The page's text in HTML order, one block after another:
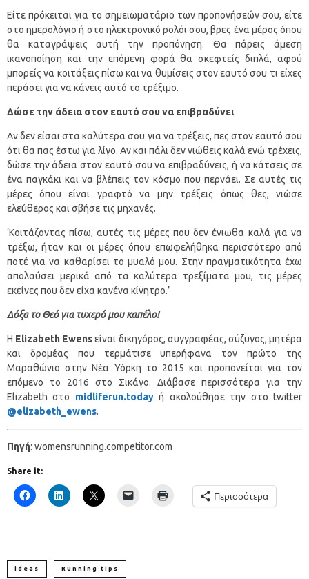
Είτε πρόκειται για το σημειωματάριο των προπονήσεών σου, είτε
στο ημερολόγιο ή στο ηλεκτρονικό ρολόι σου, βρες ένα μέρος όπου
θα καταγράψεις αυτή την προπόνηση. Θα πάρεις άμεση
ικανοποίηση και την επόμενη φορά θα σκεφτείς διπλά, αφού
μπορείς να κοιτάξεις πίσω και να θυμίσεις στον εαυτό σου τι είχες
περάσει για να κάνεις αυτό το τρέξιμο.
Δώσε την άδεια στον εαυτό σου να επιβραδύνει
Αν δεν είσαι στα καλύτερα σου για να τρέξεις, πες στον εαυτό σου
ότι θα πας έστω για λίγο. Αν και πάλι δεν νιώθεις καλά ενώ τρέχεις,
δώσε την άδεια στον εαυτό σου να επιβραδύνεις, ή να κάτσεις σε
ένα παγκάκι και να βλέπεις τον κόσμο που περνάει. Σε αυτές τις
μέρες όπου είναι γραφτό να μην τρέξεις όπως θες, νιώσε
ελεύθερος και σβήσε τις μηχανές.
‘Κοιτάζοντας πίσω, αυτές τις μέρες που δεν ένιωθα καλά για να
τρέξω, ήταν και οι μέρες όπου επωφελήθηκα περισσότερο από
ποτέ για να καθαρίσει το μυαλό μου. Στην πραγματικότητα έχω
απολαύσει μερικά από τα καλύτερα τρεξίματα μου, τις μέρες
εκείνες που δεν είχα κανένα κίνητρο.’
Δόξα το Θεό για τυχερό μου καπέλο!
Η Elizabeth Ewensείναι δικηγόρος, συγγραφέας, σύζυγος, μητέρα
και δρομέας που τερμάτισε υπερήφανα τον πρώτο της
Μαραθώνιο στην Νέα Υόρκη το 2015 και προπονείται για τον
επόμενο το 2016 στο Σικάγο. Διάβασε περισσότερα για την
Elizabeth στο midliferun.todayή ακολούθησε την στο twitter
@elizabeth_ewens.
Πηγή: womensrunning.competitor.com
Share it:
Περισσότερα
ideas Running tips